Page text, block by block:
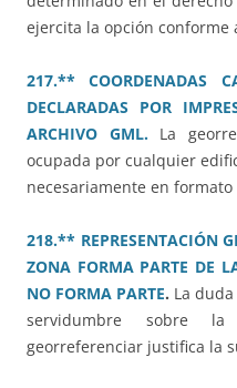
ejercita la opción conforme
217.** COORDENADAS
DECLARADAS POR
ARCHIVO GML. La
ocupada por cualquier
necesariamente en formato
218.** REPRESENTACIÓN
ZONA FORMA PARTE DE
NO FORMA PARTE. La
servidumbre sobre
georreferenciar justifica la